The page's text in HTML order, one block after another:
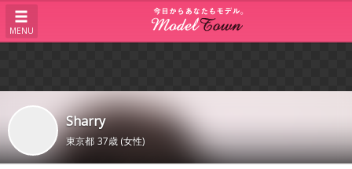
MENU
Sharry
東京都 37歳 (女性)